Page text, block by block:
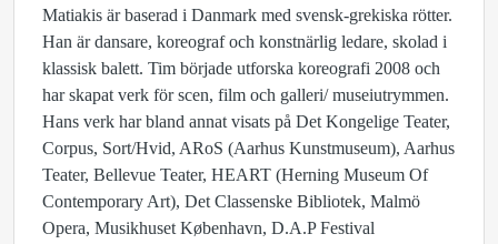
Matiakis är baserad i Danmark med svensk-grekiska rötter.
Han är dansare, koreograf och konstnärlig ledare, skolad i
klassisk balett. Tim började utforska koreografi 2008 och
har skapat verk för scen, film och galleri/ museiutrymmen.
Hans verk har bland annat visats på Det Kongelige Teater,
Corpus, Sort/Hvid, ARoS (Aarhus Kunstmuseum), Aarhus
Teater, Bellevue Teater, HEART (Herning Museum Of
Contemporary Art), Det Classenske Bibliotek, Malmö
Opera, Musikhuset København, D.A.P Festival